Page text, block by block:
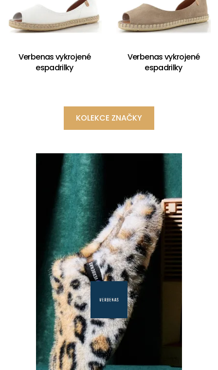
Verbenas vykrojené
espadrilky
Verbenas vykrojené
espadrilky
KOLEKCE ZNAČKY